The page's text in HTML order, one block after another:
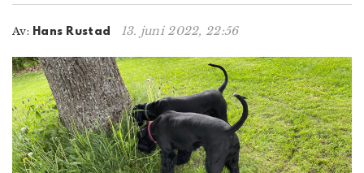
t
o
n
Av: Hans Rustad 13. juni 2022, 22:56